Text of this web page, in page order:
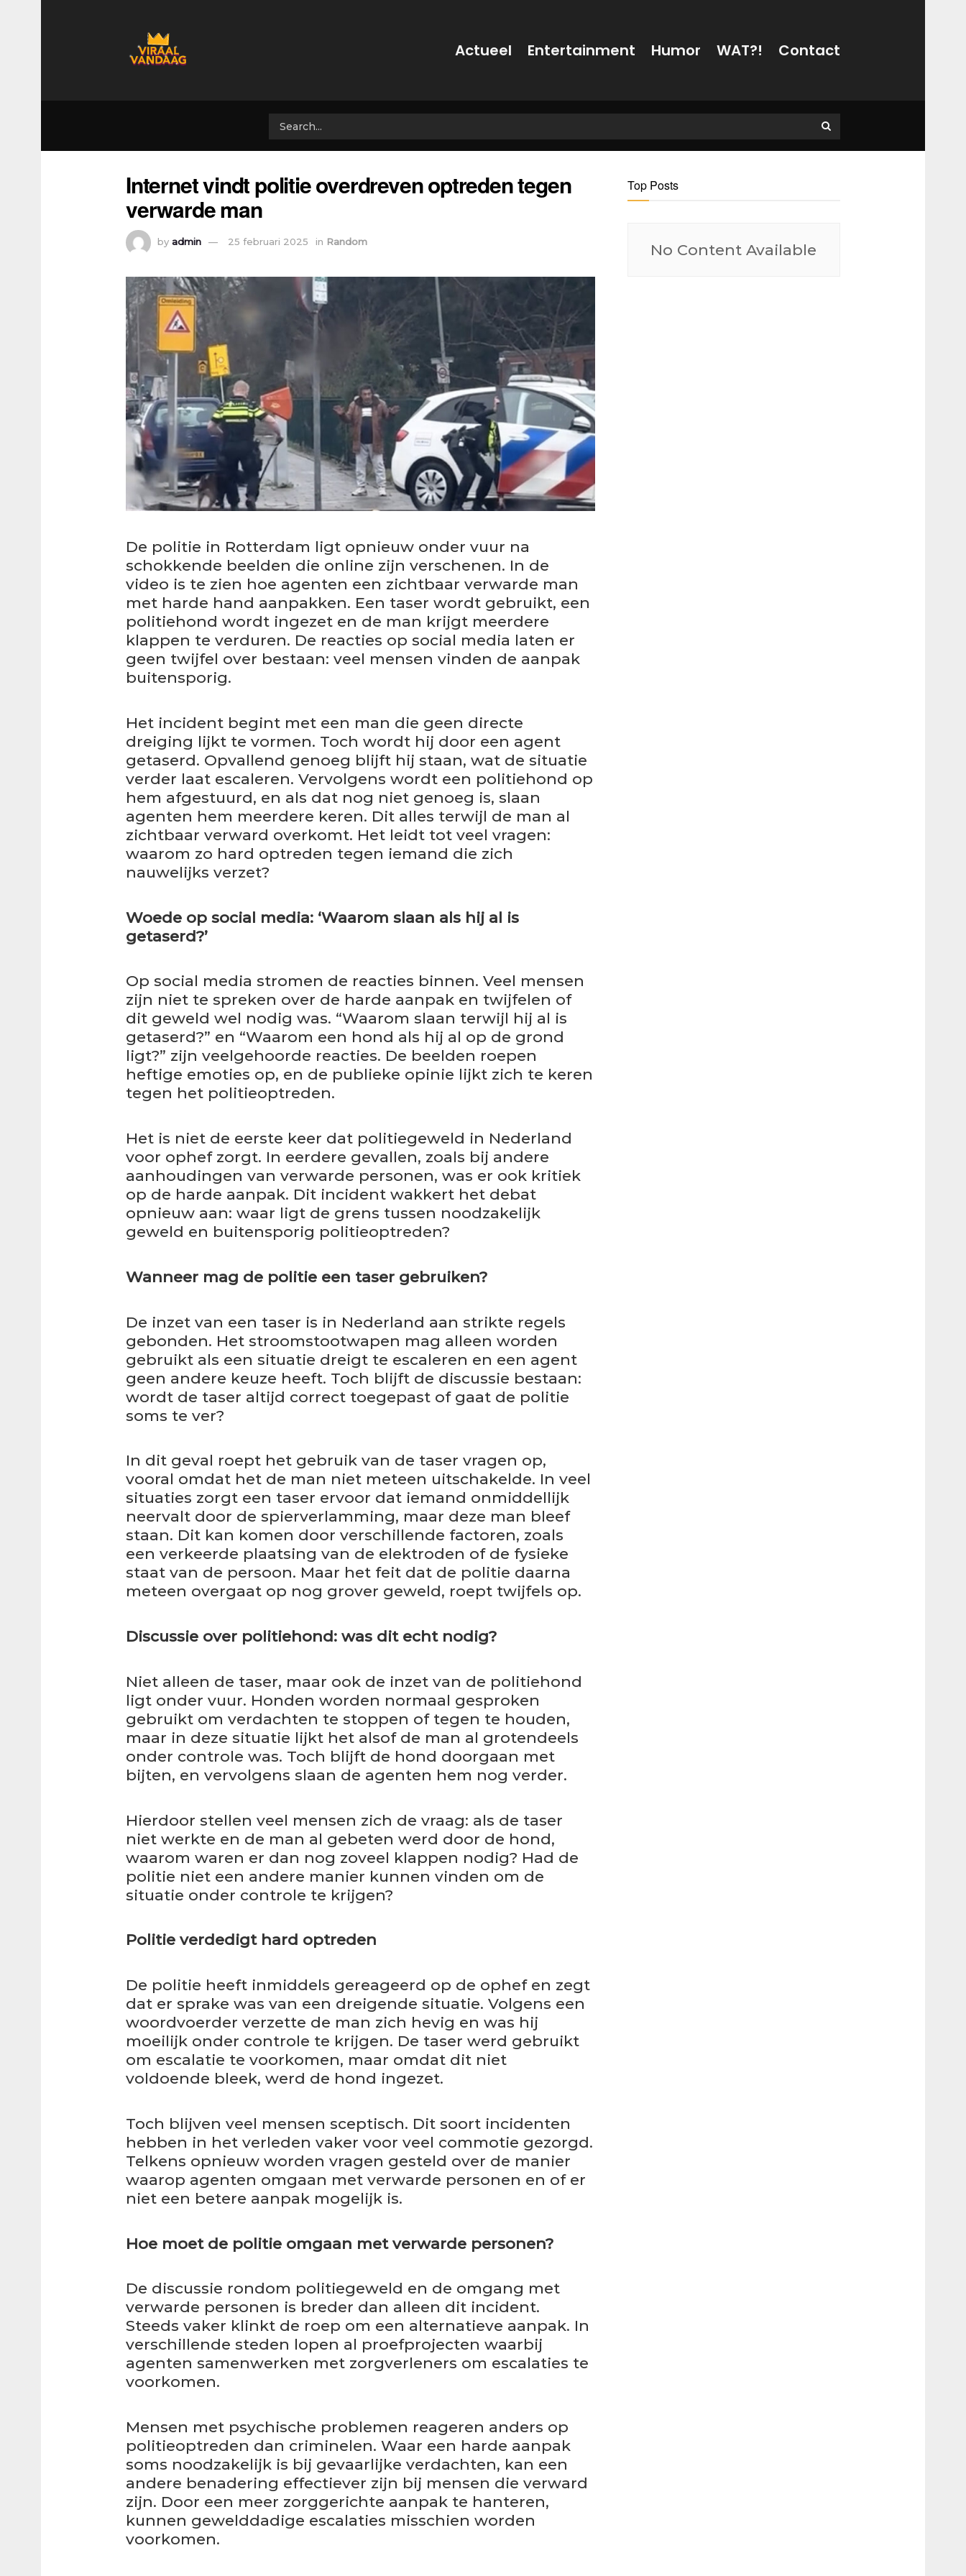
Actueel Entertainment Humor WAT?! Contact
Internet vindt politie overdreven optreden tegen
verwarde man
by admin 25 februari 2025 in Random
De politie in Rotterdam ligt opnieuw onder vuur na
schokkende beelden die online zijn verschenen. In de
video is te zien hoe agenten een zichtbaar verwarde man
met harde hand aanpakken. Een taser wordt gebruikt, een
politiehond wordt ingezet en de man krijgt meerdere
klappen te verduren. De reacties op social media laten er
geen twijfel over bestaan: veel mensen vinden de aanpak
buitensporig.
Het incident begint met een man die geen directe
dreiging lijkt te vormen. Toch wordt hij door een agent
getaserd. Opvallend genoeg blijft hij staan, wat de situatie
verder laat escaleren. Vervolgens wordt een politiehond op
hem afgestuurd, en als dat nog niet genoeg is, slaan
agenten hem meerdere keren. Dit alles terwijl de man al
zichtbaar verward overkomt. Het leidt tot veel vragen:
waarom zo hard optreden tegen iemand die zich
nauwelijks verzet?
Woede op social media: ‘Waarom slaan als hij al is
getaserd?’
Op social media stromen de reacties binnen. Veel mensen
zijn niet te spreken over de harde aanpak en twijfelen of
dit geweld wel nodig was. “Waarom slaan terwijl hij al is
getaserd?” en “Waarom een hond als hij al op de grond
ligt?” zijn veelgehoorde reacties. De beelden roepen
heftige emoties op, en de publieke opinie lijkt zich te keren
tegen het politieoptreden.
Het is niet de eerste keer dat politiegeweld in Nederland
voor ophef zorgt. In eerdere gevallen, zoals bij andere
aanhoudingen van verwarde personen, was er ook kritiek
op de harde aanpak. Dit incident wakkert het debat
opnieuw aan: waar ligt de grens tussen noodzakelijk
geweld en buitensporig politieoptreden?
Wanneer mag de politie een taser gebruiken?
De inzet van een taser is in Nederland aan strikte regels
gebonden. Het stroomstootwapen mag alleen worden
gebruikt als een situatie dreigt te escaleren en een agent
geen andere keuze heeft. Toch blijft de discussie bestaan:
wordt de taser altijd correct toegepast of gaat de politie
soms te ver?
In dit geval roept het gebruik van de taser vragen op,
vooral omdat het de man niet meteen uitschakelde. In veel
situaties zorgt een taser ervoor dat iemand onmiddellijk
neervalt door de spierverlamming, maar deze man bleef
staan. Dit kan komen door verschillende factoren, zoals
een verkeerde plaatsing van de elektroden of de fysieke
staat van de persoon. Maar het feit dat de politie daarna
meteen overgaat op nog grover geweld, roept twijfels op.
Discussie over politiehond: was dit echt nodig?
Niet alleen de taser, maar ook de inzet van de politiehond
ligt onder vuur. Honden worden normaal gesproken
gebruikt om verdachten te stoppen of tegen te houden,
maar in deze situatie lijkt het alsof de man al grotendeels
onder controle was. Toch blijft de hond doorgaan met
bijten, en vervolgens slaan de agenten hem nog verder.
Hierdoor stellen veel mensen zich de vraag: als de taser
niet werkte en de man al gebeten werd door de hond,
waarom waren er dan nog zoveel klappen nodig? Had de
politie niet een andere manier kunnen vinden om de
situatie onder controle te krijgen?
Politie verdedigt hard optreden
De politie heeft inmiddels gereageerd op de ophef en zegt
dat er sprake was van een dreigende situatie. Volgens een
woordvoerder verzette de man zich hevig en was hij
moeilijk onder controle te krijgen. De taser werd gebruikt
om escalatie te voorkomen, maar omdat dit niet
voldoende bleek, werd de hond ingezet.
Toch blijven veel mensen sceptisch. Dit soort incidenten
hebben in het verleden vaker voor veel commotie gezorgd.
Telkens opnieuw worden vragen gesteld over de manier
waarop agenten omgaan met verwarde personen en of er
niet een betere aanpak mogelijk is.
Hoe moet de politie omgaan met verwarde personen?
De discussie rondom politiegeweld en de omgang met
verwarde personen is breder dan alleen dit incident.
Steeds vaker klinkt de roep om een alternatieve aanpak. In
verschillende steden lopen al proefprojecten waarbij
agenten samenwerken met zorgverleners om escalaties te
voorkomen.
Mensen met psychische problemen reageren anders op
politieoptreden dan criminelen. Waar een harde aanpak
soms noodzakelijk is bij gevaarlijke verdachten, kan een
andere benadering effectiever zijn bij mensen die verward
zijn. Door een meer zorggerichte aanpak te hanteren,
kunnen gewelddadige escalaties misschien worden
voorkomen.
Top Posts
No Content Available